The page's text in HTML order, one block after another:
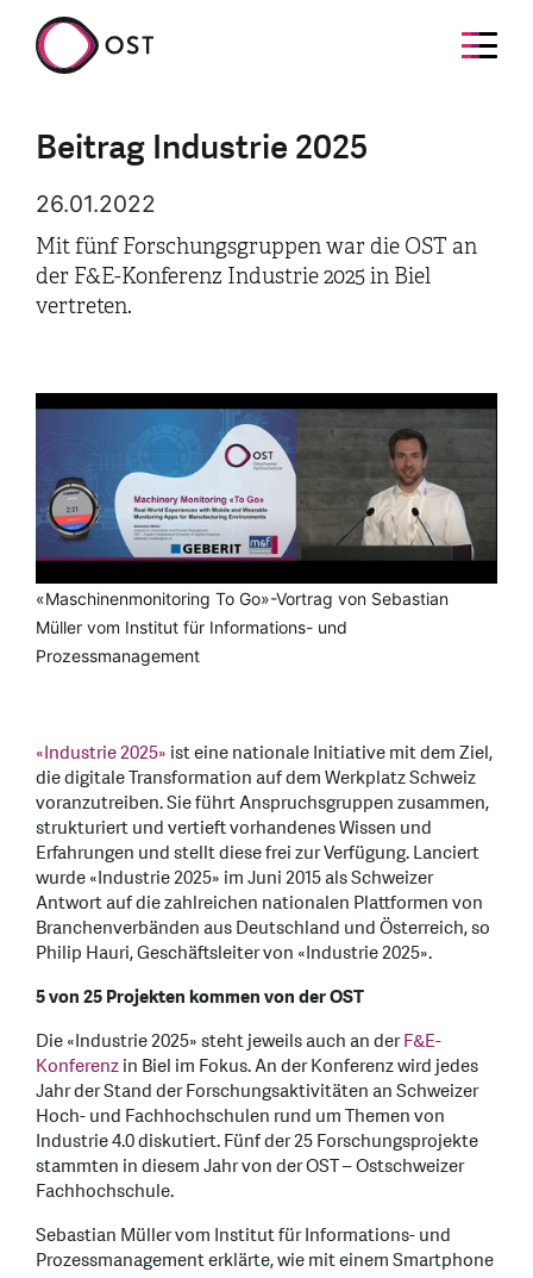
Beitrag Industrie 2025
26.01.2022
Mit fünf Forschungsgruppen war die OST an
der F&E-Konferenz Industrie 2025 in Biel
vertreten.
«Maschinenmonitoring To Go»-Vortrag von Sebastian
Müller vom Institut für Informations- und
Prozessmanagement
«Industrie 2025» ist eine nationale Initiative mit dem Ziel,
die digitale Transformation auf dem Werkplatz Schweiz
voranzutreiben. Sie führt Anspruchsgruppen zusammen,
strukturiert und vertieft vorhandenes Wissen und
Erfahrungen und stellt diese frei zur Verfügung. Lanciert
wurde «Industrie 2025» im Juni 2015 als Schweizer
Antwort auf die zahlreichen nationalen Plattformen von
Branchenverbänden aus Deutschland und Österreich, so
Philip Hauri, Geschäftsleiter von «Industrie 2025».
5 von 25 Projekten kommen von der OST
Die «Industrie 2025» steht jeweils auch an derF&E-
Konferenzin Biel im Fokus. An der Konferenz wird jedes
Jahr der Stand der Forschungsaktivitäten an Schweizer
Hoch- und Fachhochschulen rund um Themen von
Industrie 4.0 diskutiert. Fünf der 25 Forschungsprojekte
stammten in diesem Jahr von der OST – Ostschweizer
Fachhochschule.
Sebastian Müller vom Institut für Informations- und
Prozessmanagement erklärte, wie mit einem Smartphone